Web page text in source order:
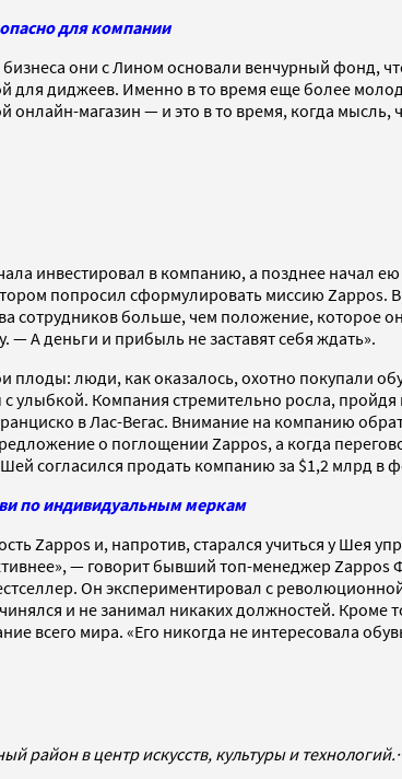
для компании
они с Лином основали венчурный фонд,
для диджеев. Именно в то время еще более
магазин — и это в то время, когда
инвестировал в компанию, а позднее начал
попросил сформулировать миссию Zappos.
сотрудников больше, чем положение, которое
— А деньги и прибыль не заставят себя ждать».
люди, как оказалось, охотно покупали
улыбкой. Компания стремительно росла,
в Лас-Вегас. Внимание на компанию
о поглощении Zappos, а когда
согласился продать компанию за $1,2 млрд в
по индивидуальным меркам
Zappos и, напротив, старался учиться у Шея
— говорит бывший топ-менеджер
Он экспериментировал с
и не занимал никаких должностей. Кроме
всего мира. «Его никогда не интересовала
район в центр искусств, культуры и технологий.·